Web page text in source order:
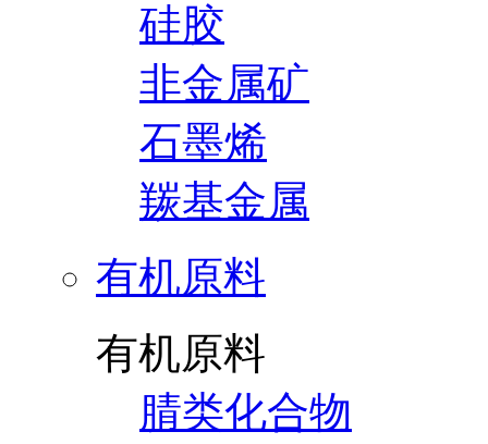
硅胶
非金属矿
石墨烯
羰基金属
有机原料
有机原料
腈类化合物